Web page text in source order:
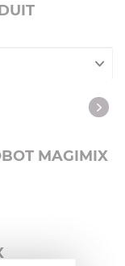
MAGIMIX